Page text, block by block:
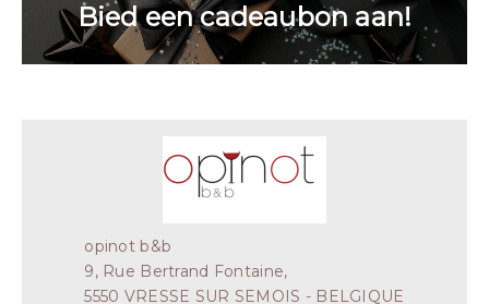
Bied een cadeaubon aan!
opinot b&b
9, Rue Bertrand Fontaine,
5550 VRESSE SUR SEMOIS - BELGIQUE